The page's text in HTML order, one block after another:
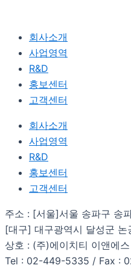
회사소개
사업영역
R&D
홍보센터
고객센터
회사소개
사업영역
R&D
홍보센터
고객센터
주소 : [서울]서울 송파구 송
[대구] 대구광역시 달성군
상호 : (주)에이치티 이앤에
Tel : 02-449-5335 / Fax :